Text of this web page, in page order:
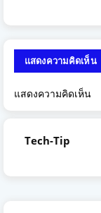
แสดงความคิดเห็น
แสดงความคิดเห็น
Tech-Tip